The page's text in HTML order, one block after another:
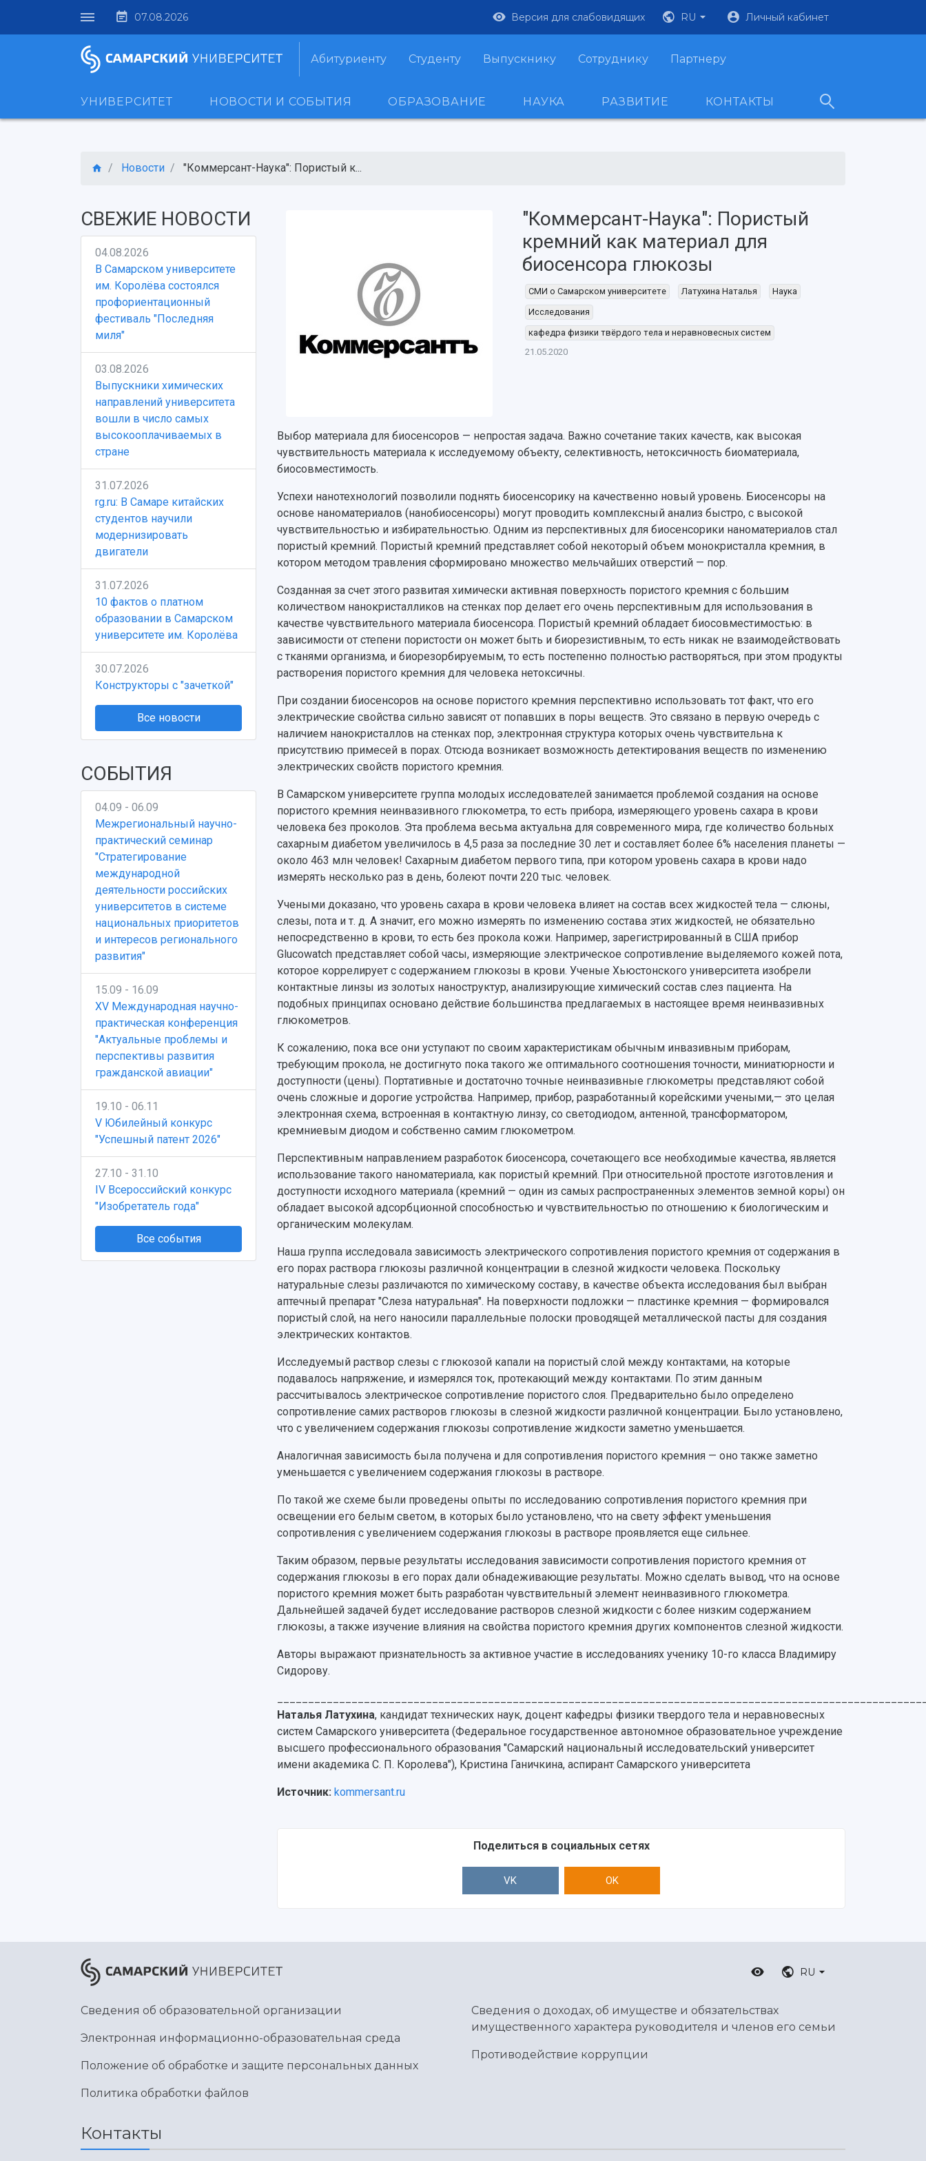
07.08.2026 Версия для слабовидящих RU Личный кабинет
Абитуриенту Студенту Выпускнику Сотруднику Партнеру
УНИВЕРСИТЕТ НОВОСТИ И СОБЫТИЯ ОБРАЗОВАНИЕ НАУКА РАЗВИТИЕ КОНТАКТЫ
Новости "Коммерсант-Наука": Пористый к...
СВЕЖИЕ НОВОСТИ
04.08.2026
В Самарском университете
им. Королёва состоялся
профориентационный
фестиваль "Последняя
миля"
03.08.2026
Выпускники химических
направлений университета
вошли в число самых
высокооплачиваемых в
стране
31.07.2026
rg.ru: В Самаре китайских
студентов научили
модернизировать
двигатели
31.07.2026
10 фактов о платном
образовании в Самарском
университете им. Королёва
30.07.2026
Конструкторы с "зачеткой"
Все новости
СОБЫТИЯ
04.09 - 06.09
Межрегиональный научно-
практический семинар
"Стратегирование
международной
деятельности российских
университетов в системе
национальных приоритетов
и интересов регионального
развития"
15.09 - 16.09
XV Международная научно-
практическая конференция
"Актуальные проблемы и
перспективы развития
гражданской авиации"
19.10 - 06.11
V Юбилейный конкурс
"Успешный патент 2026"
27.10 - 31.10
IV Всероссийский конкурс
"Изобретатель года"
Все события
"Коммерсант-Наука": Пористый
кремний как материал для
биосенсора глюкозы
СМИ о Самарском университете Латухина Наталья
Наука
Исследования
кафедра физики твёрдого тела и неравновесных систем
21.05.2020
Выбор материала для биосенсоров — непростая задача. Важно сочетание таких качеств, как высокая
чувствительность материала к исследуемому объекту, селективность, нетоксичность биоматериала,
биосовместимость.
Успехи нанотехнологий позволили поднять биосенсорику на качественно новый уровень. Биосенсоры на
основе наноматериалов (нанобиосенсоры) могут проводить комплексный анализ быстро, с высокой
чувствительностью и избирательностью. Одним из перспективных для биосенсорики наноматериалов стал
пористый кремний. Пористый кремний представляет собой некоторый объем монокристалла кремния, в
котором методом травления сформировано множество мельчайших отверстий — пор.
Созданная за счет этого развитая химически активная поверхность пористого кремния с большим
количеством нанокристалликов на стенках пор делает его очень перспективным для использования в
качестве чувствительного материала биосенсора. Пористый кремний обладает биосовместимостью: в
зависимости от степени пористости он может быть и биорезистивным, то есть никак не взаимодействовать
с тканями организма, и биорезорбируемым, то есть постепенно полностью растворяться, при этом продукты
растворения пористого кремния для человека нетоксичны.
При создании биосенсоров на основе пористого кремния перспективно использовать тот факт, что его
электрические свойства сильно зависят от попавших в поры веществ. Это связано в первую очередь с
наличием нанокристаллов на стенках пор, электронная структура которых очень чувствительна к
присутствию примесей в порах. Отсюда возникает возможность детектирования веществ по изменению
электрических свойств пористого кремния.
В Самарском университете группа молодых исследователей занимается проблемой создания на основе
пористого кремния неинвазивного глюкометра, то есть прибора, измеряющего уровень сахара в крови
человека без проколов. Эта проблема весьма актуальна для современного мира, где количество больных
сахарным диабетом увеличилось в 4,5 раза за последние 30 лет и составляет более 6% населения планеты —
около 463 млн человек! Сахарным диабетом первого типа, при котором уровень сахара в крови надо
измерять несколько раз в день, болеют почти 220 тыс. человек.
Учеными доказано, что уровень сахара в крови человека влияет на состав всех жидкостей тела — слюны,
слезы, пота и т. д. А значит, его можно измерять по изменению состава этих жидкостей, не обязательно
непосредственно в крови, то есть без прокола кожи. Например, зарегистрированный в США прибор
Glucowatch представляет собой часы, измеряющие электрическое сопротивление выделяемого кожей пота,
которое коррелирует с содержанием глюкозы в крови. Ученые Хьюстонского университета изобрели
контактные линзы из золотых наноструктур, анализирующие химический состав слез пациента. На
подобных принципах основано действие большинства предлагаемых в настоящее время неинвазивных
глюкометров.
К сожалению, пока все они уступают по своим характеристикам обычным инвазивным приборам,
требующим прокола, не достигнуто пока такого же оптимального соотношения точности, миниатюрности и
доступности (цены). Портативные и достаточно точные неинвазивные глюкометры представляют собой
очень сложные и дорогие устройства. Например, прибор, разработанный корейскими учеными,— это целая
электронная схема, встроенная в контактную линзу, со светодиодом, антенной, трансформатором,
кремниевым диодом и собственно самим глюкометром.
Перспективным направлением разработок биосенсора, сочетающего все необходимые качества, является
использование такого наноматериала, как пористый кремний. При относительной простоте изготовления и
доступности исходного материала (кремний — один из самых распространенных элементов земной коры) он
обладает высокой адсорбционной способностью и чувствительностью по отношению к биологическим и
органическим молекулам.
Наша группа исследовала зависимость электрического сопротивления пористого кремния от содержания в
его порах раствора глюкозы различной концентрации в слезной жидкости человека. Поскольку
натуральные слезы различаются по химическому составу, в качестве объекта исследования был выбран
аптечный препарат "Слеза натуральная". На поверхности подложки — пластинке кремния — формировался
пористый слой, на него наносили параллельные полоски проводящей металлической пасты для создания
электрических контактов.
Исследуемый раствор слезы с глюкозой капали на пористый слой между контактами, на которые
подавалось напряжение, и измерялся ток, протекающий между контактами. По этим данным
рассчитывалось электрическое сопротивление пористого слоя. Предварительно было определено
сопротивление самих растворов глюкозы в слезной жидкости различной концентрации. Было установлено,
что с увеличением содержания глюкозы сопротивление жидкости заметно уменьшается.
Аналогичная зависимость была получена и для сопротивления пористого кремния — оно также заметно
уменьшается с увеличением содержания глюкозы в растворе.
По такой же схеме были проведены опыты по исследованию сопротивления пористого кремния при
освещении его белым светом, в которых было установлено, что на свету эффект уменьшения
сопротивления с увеличением содержания глюкозы в растворе проявляется еще сильнее.
Таким образом, первые результаты исследования зависимости сопротивления пористого кремния от
содержания глюкозы в его порах дали обнадеживающие результаты. Можно сделать вывод, что на основе
пористого кремния может быть разработан чувствительный элемент неинвазивного глюкометра.
Дальнейшей задачей будет исследование растворов слезной жидкости с более низким содержанием
глюкозы, а также изучение влияния на свойства пористого кремния других компонентов слезной жидкости.
Авторы выражают признательность за активное участие в исследованиях ученику 10-го класса Владимиру
Сидорову.
Наталья Латухина, кандидат технических наук, доцент кафедры физики твердого тела и неравновесных
систем Самарского университета (Федеральное государственное автономное образовательное учреждение
высшего профессионального образования "Самарский национальный исследовательский университет
имени академика С. П. Королева"), Кристина Ганичкина, аспирант Самарского университета
Источник: kommersant.ru
Поделиться в социальных сетях
VK OK
RU
Сведения об образовательной организации
Электронная информационно-образовательная среда
Положение об обработке и защите персональных данных
Политика обработки файлов
Сведения о доходах, об имуществе и обязательствах
имущественного характера руководителя и членов его семьи
Противодействие коррупции
Контакты